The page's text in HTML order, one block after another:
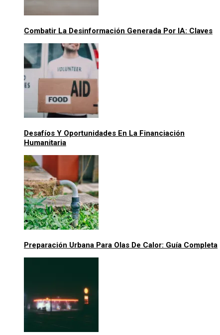
Combatir La Desinformación Generada Por IA: Claves
Desafíos Y Oportunidades En La Financiación
Humanitaria
Preparación Urbana Para Olas De Calor: Guía Completa